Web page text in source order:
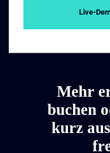
Live-
Mehr
buchen
kurz